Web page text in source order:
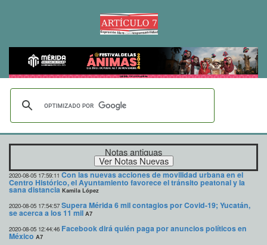
Notas antiguas
2020-08-05 17:59:11 Con las nuevas acciones de movilidad urbana en el
Centro Histórico, el Ayuntamiento favorece el tránsito peatonal y la
sana distancia Kamila López
2020-08-05 17:54:57 Supera Mérida 6 mil contagios por Covid-19; Yucatán,
se acerca a los 11 mil A7
2020-08-05 12:44:46 Facebook dirá quién paga por anuncios políticos en
México A7